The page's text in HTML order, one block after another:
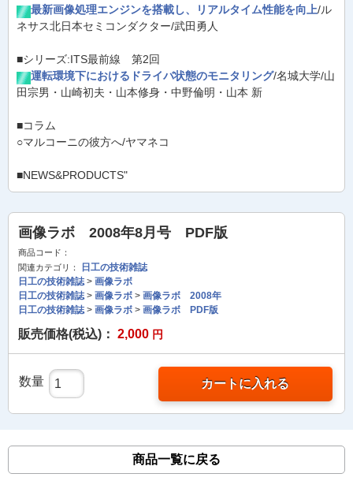
最新画像処理エンジンを搭載し、リアルタイム性能を向上/ル
ネサス北日本セミコンダクター/武田勇人
■シリーズ:ITS最前線 第2回
運転環境下におけるドライバ状態のモニタリング/名城大学/山
田宗男・山崎初夫・山本修身・中野倫明・山本 新
■コラム
○マルコーニの彼方へ/ヤマネコ
■NEWS&PRODUCTS"
画像ラボ 2008年8月号 PDF版
商品コード：
関連カテゴリ：
日工の技術雑誌
日工の技術雑誌> 画像ラボ
日工の技術雑誌> 画像ラボ > 画像ラボ 2008年
日工の技術雑誌> 画像ラボ > 画像ラボ PDF版
販売価格(税込)： 2,000 円
数量 カートに入れる
商品一覧に戻る